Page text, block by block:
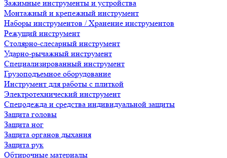
Зажимные инструменты и устройства
Монтажный и крепежный инструмент
Наборы инструментов / Хранение инструментов
Режущий инструмент
Столярно-слесарный инструмент
Ударно-рычажный инструмент
Специализированный инструмент
Грузоподъемное оборудование
Инструмент для работы с плиткой
Электротехнический инструмент
Спецодежда и средства индивидуальной защиты
Защита головы
Защита ног
Защита органов дыхания
Защита рук
Обтирочные материалы